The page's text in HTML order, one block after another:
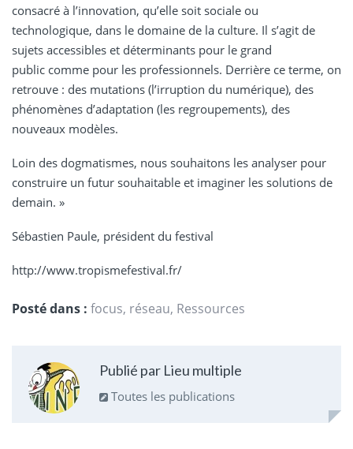
consacré à l’innovation, qu’elle soit sociale ou
technologique, dans le domaine de la culture. Il s’agit de
sujets accessibles et déterminants pour le grand
public comme pour les professionnels. Derrière ce terme, on
retrouve : des mutations (l’irruption du numérique), des
phénomènes d’adaptation (les regroupements), des
nouveaux modèles.
Loin des dogmatismes, nous souhaitons les analyser pour
construire un futur souhaitable et imaginer les solutions de
demain. »
Sébastien Paule, président du festival
http://www.tropismefestival.fr/
Posté dans : focus, réseau, Ressources
Publié par Lieu multiple
Toutes les publications